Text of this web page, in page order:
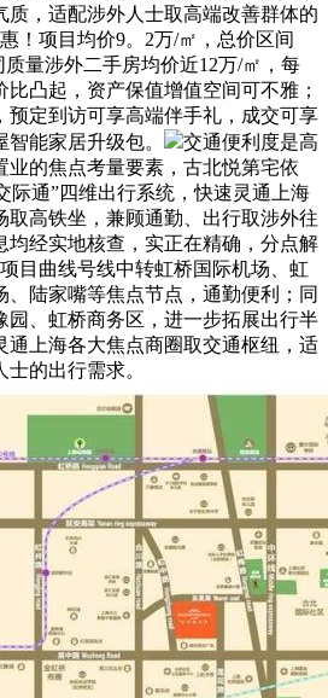
质，适配涉外人士取高端改善群体的
！项目均价9。2万/㎡，总价区间
质量涉外二手房均价近12万/㎡，每
凸起，资产保值增值空间可不雅；
预定到访可享高端伴手礼，成交可享
能家居升级包。
交通便利度是高
业的焦点考量要素，古北悦第宅依
际通”四维出行系统，快速灵通上海
取高铁坐，兼顾通勤、出行取涉外往
均经实地核查，实正在精确，分点解
目曲线号线中转虹桥国际机场、虹
、陆家嘴等焦点节点，通勤便利；同
园、虹桥商务区，进一步拓展出行半
通上海各大焦点商圈取交通枢纽，适
的出行需求。